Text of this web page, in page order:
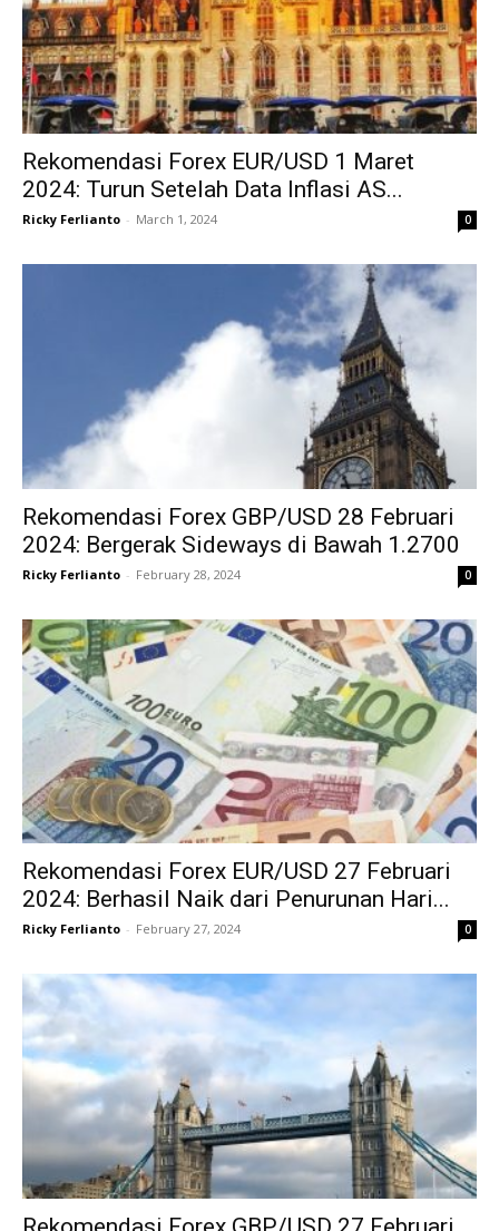
Rekomendasi Forex EUR/USD 1 Maret
2024: Turun Setelah Data Inflasi AS...
Ricky Ferlianto - March 1, 2024 0
Rekomendasi Forex GBP/USD 28 Februari
2024: Bergerak Sideways di Bawah 1.2700
Ricky Ferlianto - February 28, 2024 0
Rekomendasi Forex EUR/USD 27 Februari
2024: Berhasil Naik dari Penurunan Hari...
Ricky Ferlianto - February 27, 2024 0